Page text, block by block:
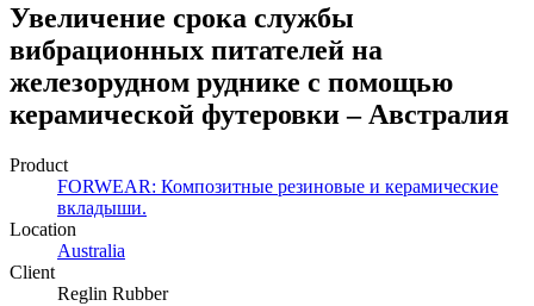
Увеличение срока службы
вибрационных питателей на
железорудном руднике с помощью
керамической футеровки – Австралия
Product
FORWEAR: Композитные резиновые и керамические
вкладыши.
Location
Australia
Client
Reglin Rubber